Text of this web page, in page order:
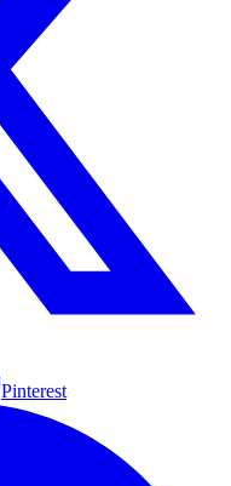
Pinterest